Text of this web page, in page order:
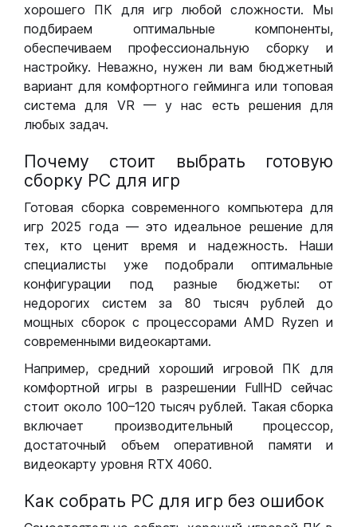
хорошего ПК для игр любой сложности. Мы
подбираем оптимальные компоненты,
обеспечиваем профессиональную сборку и
настройку. Неважно, нужен ли вам бюджетный
вариант для комфортного гейминга или топовая
система для VR — у нас есть решения для
любых задач.
Почему стоит выбрать готовую
сборку РС для игр
Готовая сборка современного компьютера для
игр 2025 года — это идеальное решение для
тех, кто ценит время и надежность. Наши
специалисты уже подобрали оптимальные
конфигурации под разные бюджеты: от
недорогих систем за 80 тысяч рублей до
мощных сборок с процессорами AMD Ryzen и
современными видеокартами.
Например, средний хороший игровой ПК для
комфортной игры в разрешении FullHD сейчас
стоит около 100–120 тысяч рублей. Такая сборка
включает производительный процессор,
достаточный объем оперативной памяти и
видеокарту уровня RTX 4060.
Как собрать РС для игр без ошибок